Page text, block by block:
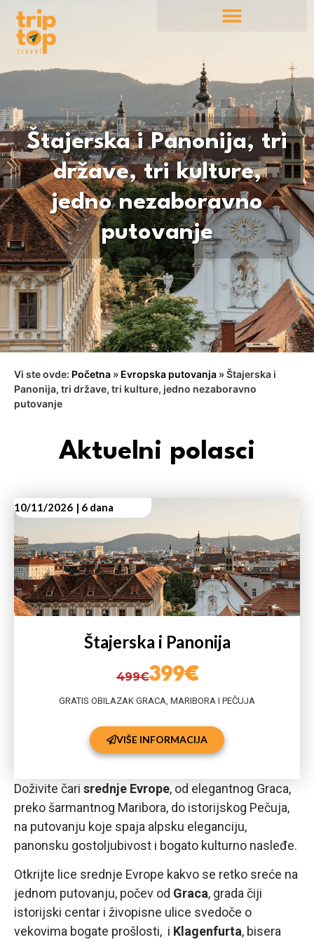
Štajerska i Panonija, tri
države, tri kulture,
jedno nezaboravno
putovanje
Vi ste ovde: Početna » Evropska putovanja »Štajerska i
Panonija, tri države, tri kulture, jedno nezaboravno
putovanje
Aktuelni polasci
10/11/2026 | 6 dana
Štajerska i Panonija
499€399€
GRATIS OBILAZAK GRACA, MARIBORA I PEČUJA
VIŠE INFORMACIJA
Doživite čari srednje Evrope, od elegantnog Graca,
preko šarmantnog Maribora, do istorijskog Pečuja,
na putovanju koje spaja alpsku eleganciju,
panonsku gostoljubivost i bogato kulturno nasleđe.
Otkrijte lice srednje Evrope kakvo se retko sreće na
jednom putovanju, počev od Graca, grada čiji
istorijski centar i živopisne ulice svedoče o
vekovima bogate prošlosti, i Klagenfurta, bisera